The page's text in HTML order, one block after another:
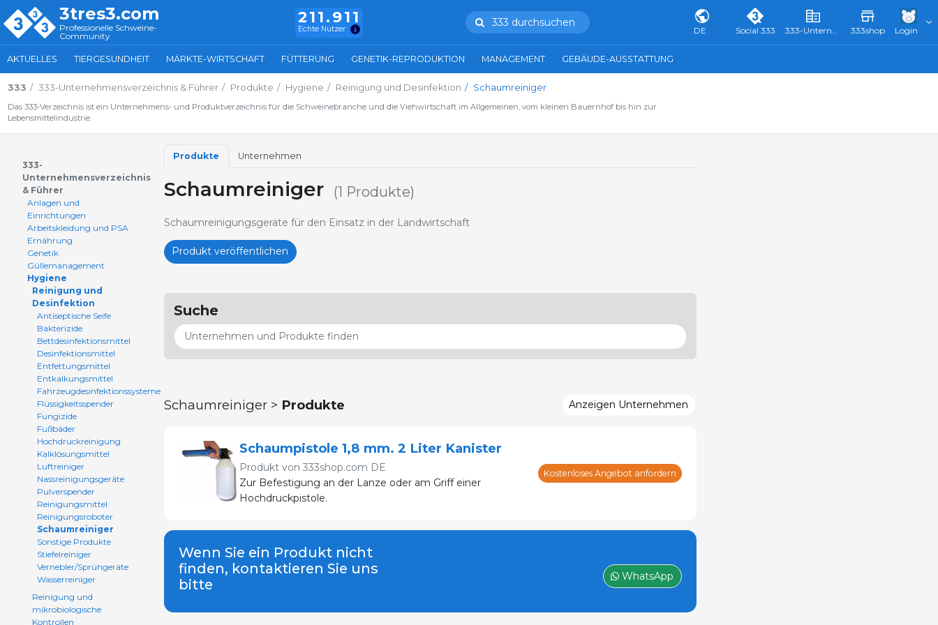
3tres3.com
Professionelle Schweine-
Community
211.911
Echte Nutzer
333 durchsuchen
DE Social 333 333-Unternehmensverzeichnis & Führer 333shop Login
AKTUELLES TIERGESUNDHEIT MÄRKTE-WIRTSCHAFT FÜTTERUNG GENETIK-REPRODUKTION MANAGEMENT GEBÄUDE-AUSSTATTUNG
333 333-Unternehmensverzeichnis & Führer Produkte Hygiene Reinigung und Desinfektion Schaumreiniger
Das 333-Verzeichnis ist ein Unternehmens- und Produktverzeichnis für die Schweinebranche und die Viehwirtschaft im Allgemeinen, vom kleinen Bauernhof bis hin zur
Lebensmittelindustrie.
333-
Unternehmensverzeichnis
& Führer
Anlagen und
Einrichtungen
Arbeitskleidung und PSA
Ernährung
Genetik
Güllemanagement
Hygiene
Reinigung und
Desinfektion
Antiseptische Seife
Bakterizide
Bettdesinfektionsmittel
Desinfektionsmittel
Entfettungsmittel
Entkalkungsmittel
Fahrzeugdesinfektionssysteme
Flüssigkeitsspender
Fungizide
Fußbäder
Hochdruckreinigung
Kalklösungsmittel
Luftreiniger
Nassreinigungsgeräte
Pulverspender
Reinigungsmittel
Reinigungsroboter
Schaumreiniger
Sonstige Produkte
Stiefelreiniger
Vernebler/Sprühgeräte
Wasserreiniger
Reinigung und
mikrobiologische
Kontrollen
Produkte Unternehmen
Schaumreiniger (1 Produkte)
Schaumreinigungsgeräte für den Einsatz in der Landwirtschaft
Produkt veröffentlichen
Suche
Schaumreiniger > Produkte Anzeigen Unternehmen
Schaumpistole 1,8 mm. 2 Liter Kanister
Produkt von 333shop.com DE
Zur Befestigung an der Lanze oder am Griff einer
Hochdruckpistole.
Kostenloses Angebot anfordern
Wenn Sie ein Produkt nicht
finden, kontaktieren Sie uns
bitte
WhatsApp